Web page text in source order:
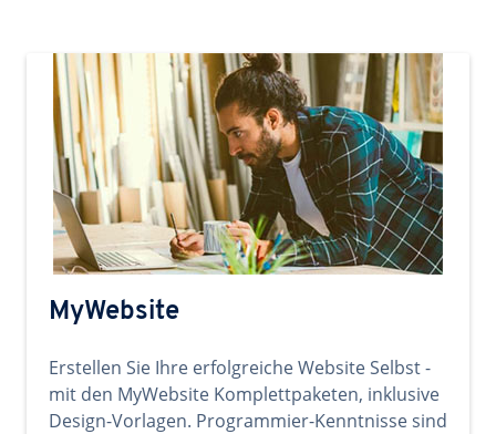
MyWebsite
Erstellen Sie Ihre erfolgreiche Website Selbst -
mit den MyWebsite Komplettpaketen, inklusive
Design-Vorlagen. Programmier-Kenntnisse sind